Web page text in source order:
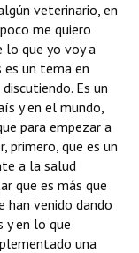
veterinario, en
me quiero
lo que yo voy a
es un tema en
Es un
y en el mundo,
para empezar a
primero, que es un
a la salud
que es más que
han venido dando
en lo que
una